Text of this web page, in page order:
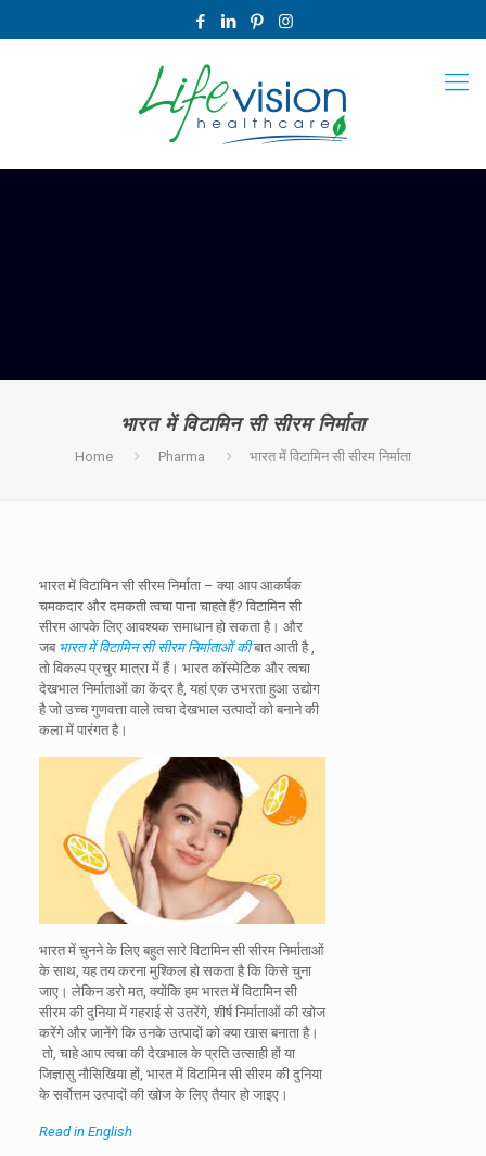
भारत में विटामिन सी सीरम निर्माता
Home Pharma भारत में विटामिन सी सीरम निर्माता
भारत में विटामिन सी सीरम निर्माता – क्या आप आकर्षक
चमकदार और दमकती त्वचा पाना चाहते हैं? विटामिन सी
सीरम आपके लिए आवश्यक समाधान हो सकता है। और
जब भारत में विटामिन सी सीरम निर्माताओं कीबात आती है ,
तो विकल्प प्रचुर मात्रा में हैं। भारत कॉस्मेटिक और त्वचा
देखभाल निर्माताओं का केंद्र है, यहां एक उभरता हुआ उद्योग
है जो उच्च गुणवत्ता वाले त्वचा देखभाल उत्पादों को बनाने की
कला में पारंगत है।
भारत में चुनने के लिए बहुत सारे विटामिन सी सीरम निर्माताओं
के साथ, यह तय करना मुश्किल हो सकता है कि किसे चुना
जाए। लेकिन डरो मत, क्योंकि हम भारत में विटामिन सी
सीरम की दुनिया में गहराई से उतरेंगे, शीर्ष निर्माताओं की खोज
करेंगे और जानेंगे कि उनके उत्पादों को क्या खास बनाता है।
तो, चाहे आप त्वचा की देखभाल के प्रति उत्साही हों या
जिज्ञासु नौसिखिया हों, भारत में विटामिन सी सीरम की दुनिया
के सर्वोत्तम उत्पादों की खोज के लिए तैयार हो जाइए।
Read in English